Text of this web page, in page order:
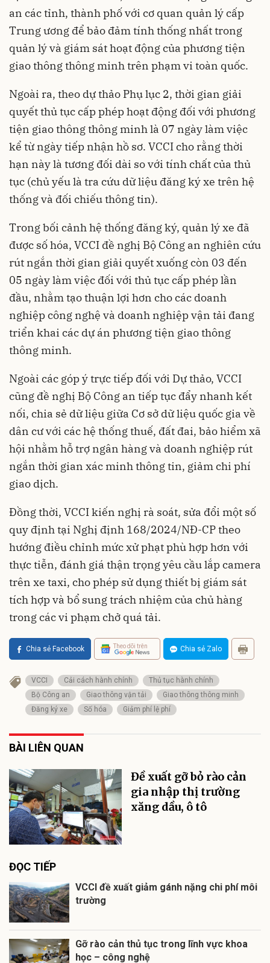
an các tỉnh, thành phố với cơ quan quản lý cấp
Trung ương để bảo đảm tính thống nhất trong
quản lý và giám sát hoạt động của phương tiện
giao thông thông minh trên phạm vi toàn quốc.
Ngoài ra, theo dự thảo Phụ lục 2, thời gian giải
quyết thủ tục cấp phép hoạt động đối với phương
tiện giao thông thông minh là 07 ngày làm việc
kể từ ngày tiếp nhận hồ sơ. VCCI cho rằng thời
hạn này là tương đối dài so với tính chất của thủ
tục (chủ yếu là tra cứu dữ liệu đăng ký xe trên hệ
thống và đối chiếu thông tin).
Trong bối cảnh hệ thống đăng ký, quản lý xe đã
được số hóa, VCCI đề nghị Bộ Công an nghiên cứu
rút ngắn thời gian giải quyết xuống còn 03 đến
05 ngày làm việc đối với thủ tục cấp phép lần
đầu, nhằm tạo thuận lợi hơn cho các doanh
nghiệp công nghệ và doanh nghiệp vận tải đang
triển khai các dự án phương tiện giao thông
thông minh.
Ngoài các góp ý trực tiếp đối với Dự thảo, VCCI
cũng đề nghị Bộ Công an tiếp tục đẩy nhanh kết
nối, chia sẻ dữ liệu giữa Cơ sở dữ liệu quốc gia về
dân cư với các hệ thống thuế, đất đai, bảo hiểm xã
hội nhằm hỗ trợ ngân hàng và doanh nghiệp rút
ngắn thời gian xác minh thông tin, giảm chi phí
giao dịch.
Đồng thời, VCCI kiến nghị rà soát, sửa đổi một số
quy định tại Nghị định 168/2024/NĐ-CP theo
hướng điều chỉnh mức xử phạt phù hợp hơn với
thực tiễn, đánh giá thận trọng yêu cầu lắp camera
trên xe taxi, cho phép sử dụng thiết bị giám sát
tích hợp và bổ sung trách nhiệm của chủ hàng
trong các vi phạm chở quá tải.
Chia sẻ Facebook Theo dõi trên Chia sẻ Zalo
VCCI Cải cách hành chính
Thủ tục hành chính
Bộ Công an
Giao thông vận tải
Giao thông thông minh
Đăng ký xe
Số hóa Giảm phí lệ phí
BÀI LIÊN QUAN
Đề xuất gỡ bỏ rào cản
gia nhập thị trường
xăng dầu, ô tô
ĐỌC TIẾP
VCCI đề xuất giảm gánh nặng chi phí môi
trường
Gỡ rào cản thủ tục trong lĩnh vực khoa
học – công nghệ